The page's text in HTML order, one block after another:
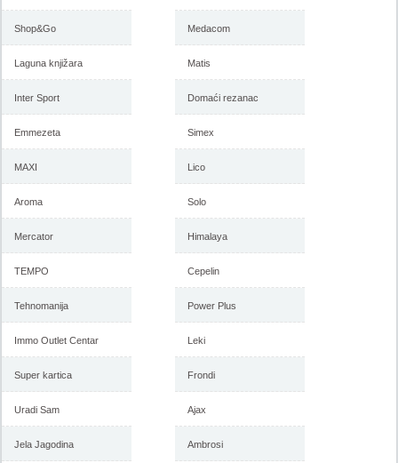
Shop&Go
Laguna knjižara
Inter Sport
Emmezeta
MAXI
Aroma
Mercator
TEMPO
Tehnomanija
Immo Outlet Centar
Super kartica
Uradi Sam
Jela Jagodina
Medacom
Matis
Domaći rezanac
Simex
Lico
Solo
Himalaya
Cepelin
Power Plus
Leki
Frondi
Ajax
Ambrosi